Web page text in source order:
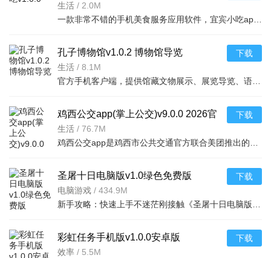
生活 / 2.0M
孔子博物馆v1.0.2 博物馆导览
生活 / 8.1M
下载
鸡西公交app(掌上公交)v9.0.0 2026官
方中文版
生活 / 76.7M
下载
圣屠十日电脑版v1.0绿色免费版
电脑游戏 / 434.9M
下载
彩虹任务手机版v1.0.0安卓版
效率 / 5.5M
下载